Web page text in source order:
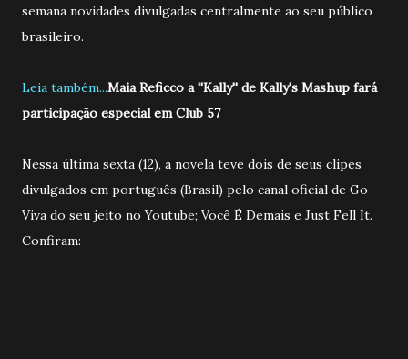
semana novidades divulgadas centralmente ao seu público
brasileiro.
Leia também...Maia Reficco a ''Kally'' de Kally's Mashup fará
participação especial em Club 57
Nessa última sexta (12), a novela teve dois de seus clipes
divulgados em português (Brasil) pelo canal oficial de Go
Viva do seu jeito no Youtube; Você É Demais e Just Fell It.
Confiram: